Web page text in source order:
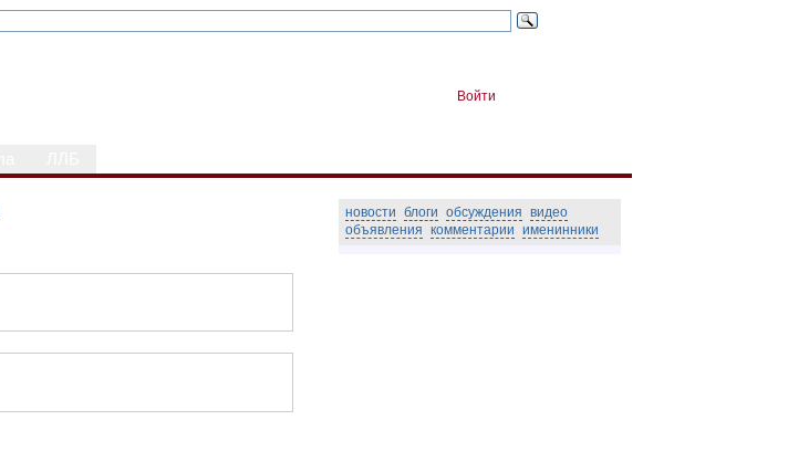
Войти
новости блоги обсуждения видео
объявления комментарии именинники